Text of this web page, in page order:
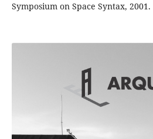
Symposium on Space Syntax, 2001.